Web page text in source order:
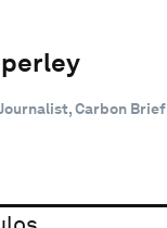
Carbon Brief